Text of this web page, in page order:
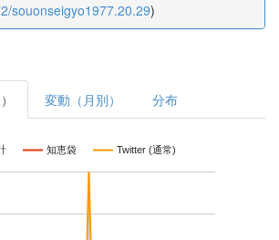
souonseigyo1977.20.29)
変動（月別） 分布
知恵袋 Twitter (通常)